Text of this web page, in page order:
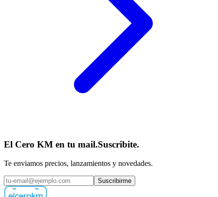
El Cero KM en tu mail.Suscribite.
Te enviamos precios, lanzamientos y novedades.
Suscribirme